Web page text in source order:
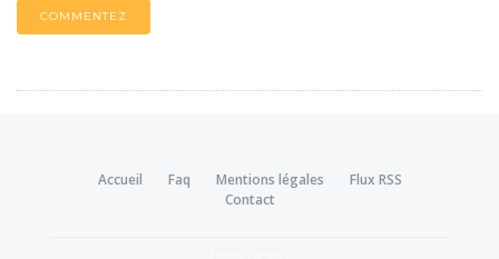
COMMENTEZ
Accueil Faq Mentions légales
Flux RSS
Contact